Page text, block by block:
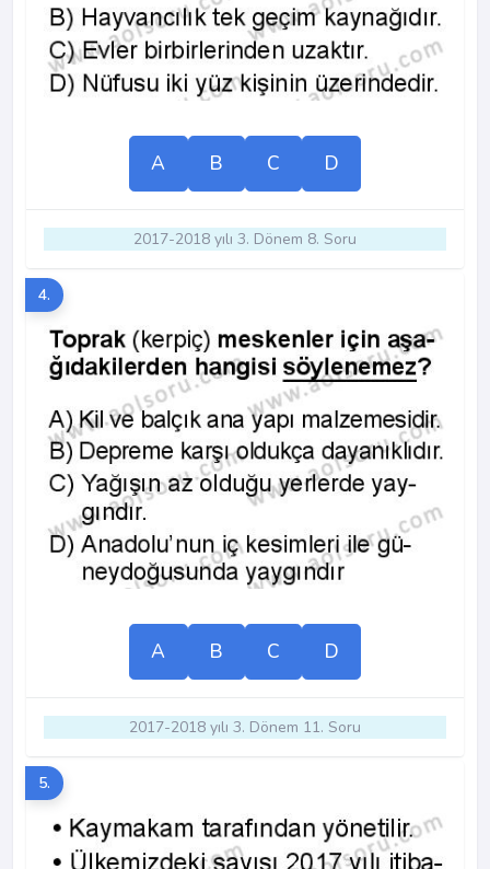
A B C D
2017-2018 yılı 3. Dönem 8. Soru
4.
A B C D
2017-2018 yılı 3. Dönem 11. Soru
5.